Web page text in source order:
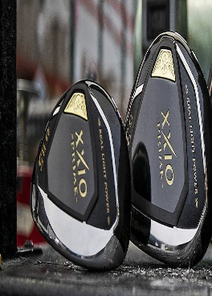
PUTTERS パター
OTHER その他
Editor’s Picks 編集部のおすすめ
Our Team 私たちのチーム
Our Mission 私たちの使命
ABOUT US MyGolfSpyJapanとは？